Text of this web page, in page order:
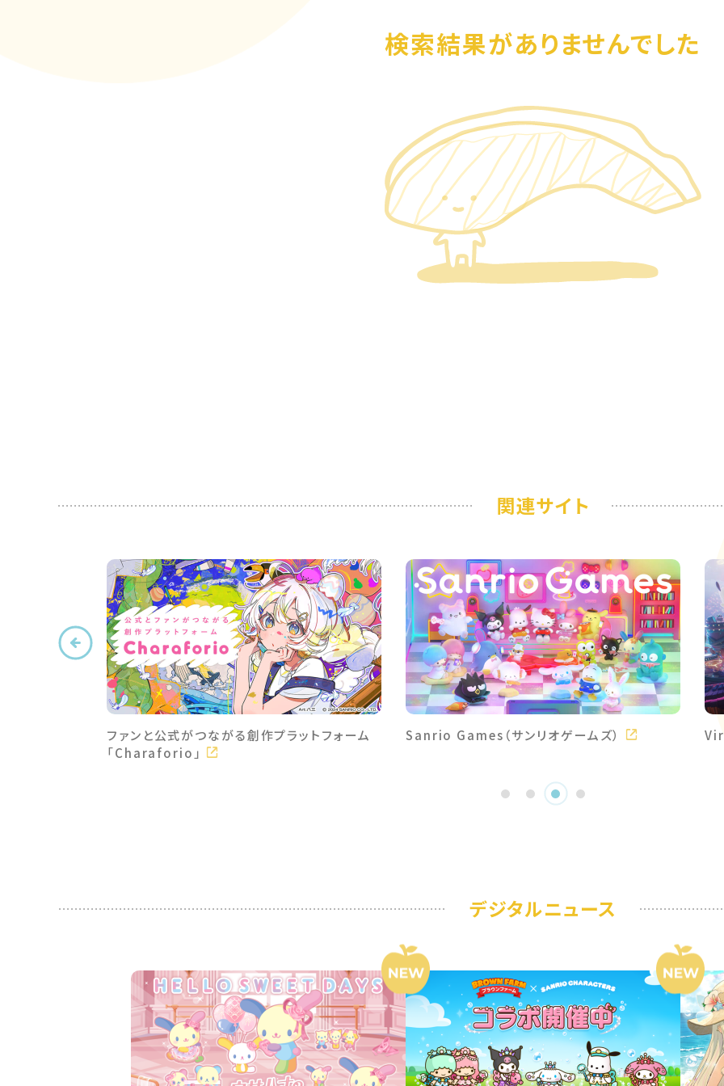
検索結果がありませんでした
関連サイト
ファンと公式がつながる創作プラットフォーム
「Charaforio」
Sanrio Games（サンリオゲームズ）
デジタルニュース